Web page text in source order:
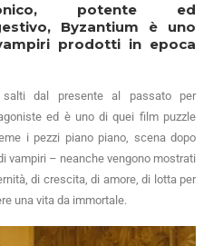
potente ed
Byzantium è uno
prodotti in epoca
dal presente al passato per
ed è uno di quei film puzzle
i pezzi piano piano, scena dopo
vampiri – neanche vengono mostrati
di crescita, di amore, di lotta per
una vita da immortale.